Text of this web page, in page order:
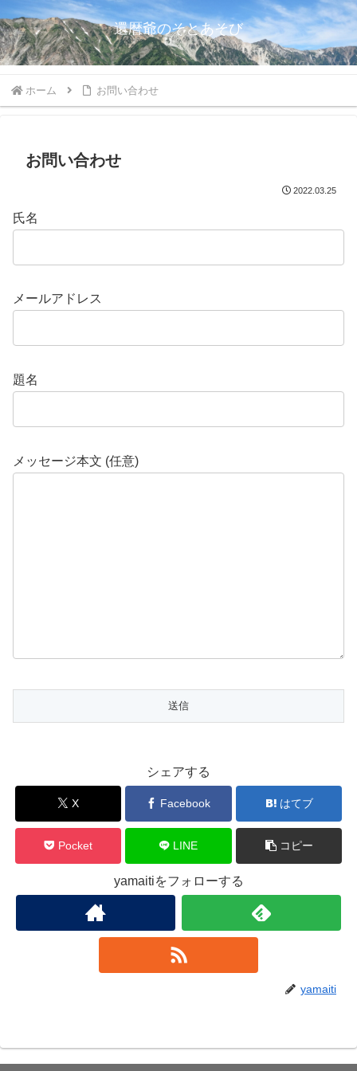
還暦爺のそとあそび
ホーム お問い合わせ
お問い合わせ
2022.03.25
氏名
メールアドレス
題名
メッセージ本文 (任意)
シェアする
X Facebook はてブ
Pocket LINE コピー
yamaitiをフォローする
yamaiti